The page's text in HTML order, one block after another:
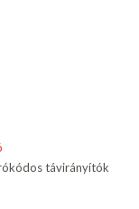
távirányítók